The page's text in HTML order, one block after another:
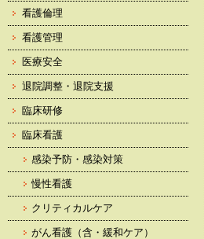
看護倫理
看護管理
医療安全
退院調整・退院支援
臨床研修
臨床看護
感染予防・感染対策
慢性看護
クリティカルケア
がん看護（含・緩和ケア）